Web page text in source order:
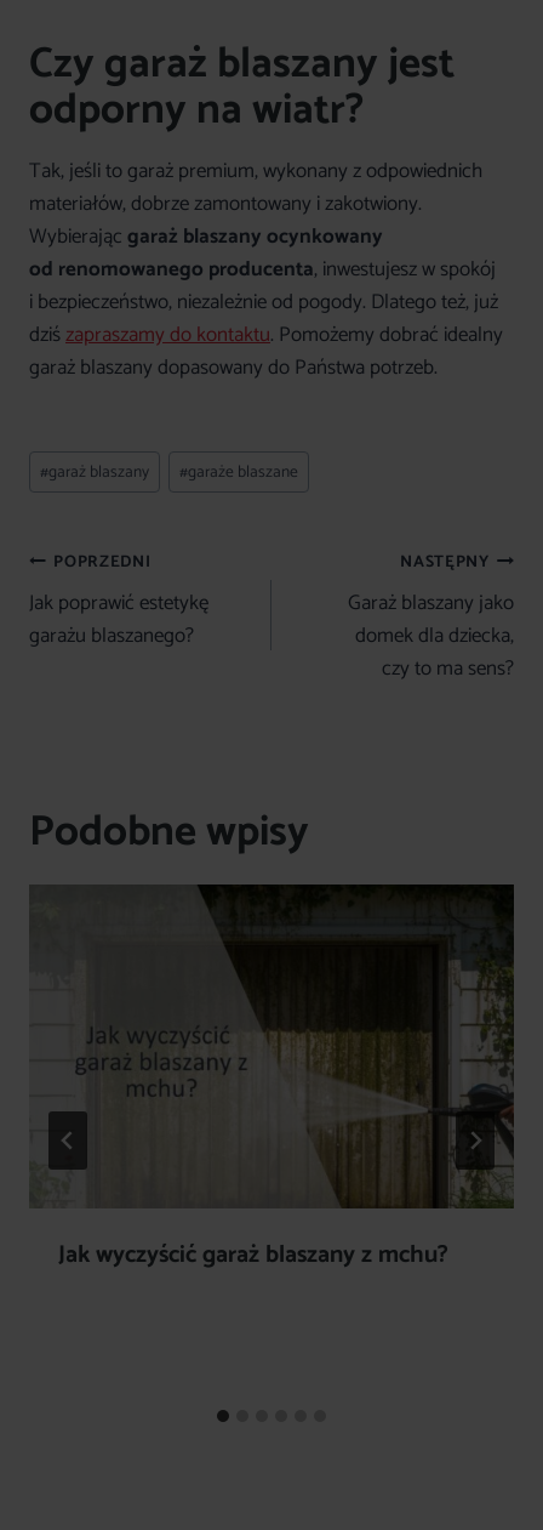
Czy garaż blaszany jest
odporny na wiatr?
Tak, jeśli to garaż premium, wykonany z odpowiednich
materiałów, dobrze zamontowany i zakotwiony.
Wybierającgaraż blaszany ocynkowany
od renomowanego producenta, inwestujesz w spokój
i bezpieczeństwo, niezależnie od pogody. Dlatego też, już
dziśzapraszamy do kontaktu. Pomożemy dobrać idealny
garaż blaszany dopasowany do Państwa potrzeb.
Tagi
wpisu:
#garaż blaszany #garaże blaszane
Nawigacja
wpisu
POPRZEDNI
Jak poprawić estetykę
garażu blaszanego?
NASTĘPNY
Garaż blaszany jako
domek dla dziecka,
czy to ma sens?
Podobne wpisy
Jak wyczyścić garaż blaszany z mchu?